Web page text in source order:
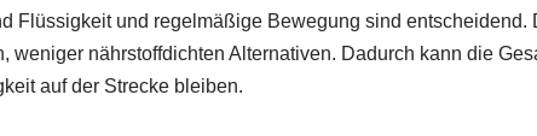
Flüssigkeit und regelmäßige Bewegung sind entscheidend.
weniger nährstoffdichten Alternativen. Dadurch kann die
auf der Strecke bleiben.